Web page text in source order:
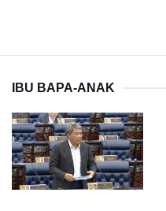
IBU BAPA-ANAK